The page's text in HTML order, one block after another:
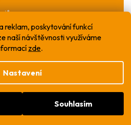
reklam, poskytování funkcí
naší návštěvnosti využíváme
zde.
Nastavení
Souhlasím
Shoptet
. Všechna práva
nastavení cookies